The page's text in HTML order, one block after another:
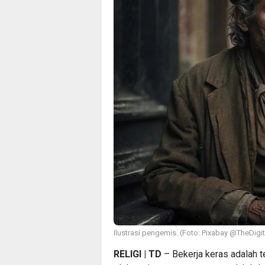
Ilustrasi pengemis. (Foto: Pixabay
RELIGI | TD – Bekerja keras adalah